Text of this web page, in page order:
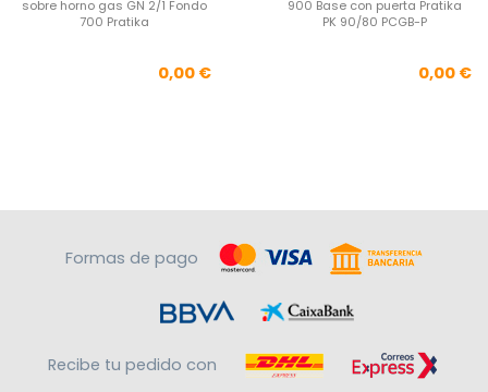
sobre horno gas GN 2/1 Fondo
700 Pratika
Precio
0,00 €
900 Base con puerta Pratika
PK 90/80 PCGB-P
0,00 €
Formas de pago
Recibe tu pedido con